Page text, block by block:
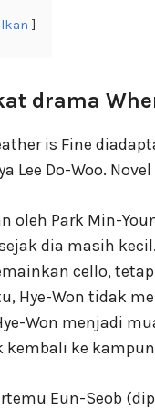
drama
is Fine
Lee Do-Woo.
oleh Park Min-
dia masih
cello,
Hye-Won tidak
Won menjadi
ke
Eun-Seob